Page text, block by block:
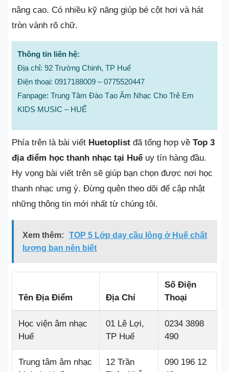
nâng cao. Có nhiều kỹ năng giúp bé cột hơi và hát
tròn vành rõ chữ.
Thông tin liên hệ:
Địa chỉ: 92 Trường Chinh, TP Huế
Điện thoại: 0917188009 – 0775520447
Fanpage: Trung Tâm Đào Tạo Âm Nhạc Cho Trẻ Em
KIDS MUSIC – HUẾ
Phía trên là bài viết Huetoplist đã tổng hợp về Top 3
địa điểm học thanh nhạc tại Huếuy tín hàng đầu.
Hy vọng bài viết trên sẽ giúp bạn chọn được nơi học
thanh nhạc ưng ý. Đừng quên theo dõi để cập nhật
những thông tin mới nhất từ chúng tôi.
Xem thêm:
TOP 5 Lớp dạy cầu lông ở Huế chất
lượng bạn nên biết
Tên Địa Điểm Địa Chỉ
Số Điện
Thoại
Học viện âm nhạc
Huế
01 Lê Lợi,
TP Huế
0234 3898
490
Trung tâm âm nhạc
12 Trần
090 196 12